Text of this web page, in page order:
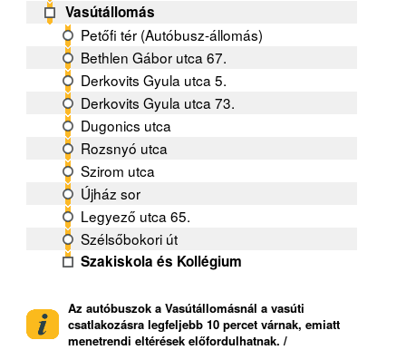
Vasútállomás
Petőfi tér (Autóbusz-állomás)
Bethlen Gábor utca 67.
Derkovits Gyula utca 5.
Derkovits Gyula utca 73.
Dugonics utca
Rozsnyó utca
Szirom utca
Újház sor
Legyező utca 65.
Szélsőbokori út
Szakiskola és Kollégium
Az autóbuszok a Vasútállomásnál a vasúti
csatlakozásra legfeljebb 10 percet várnak, emiatt
menetrendi eltérések előfordulhatnak. /